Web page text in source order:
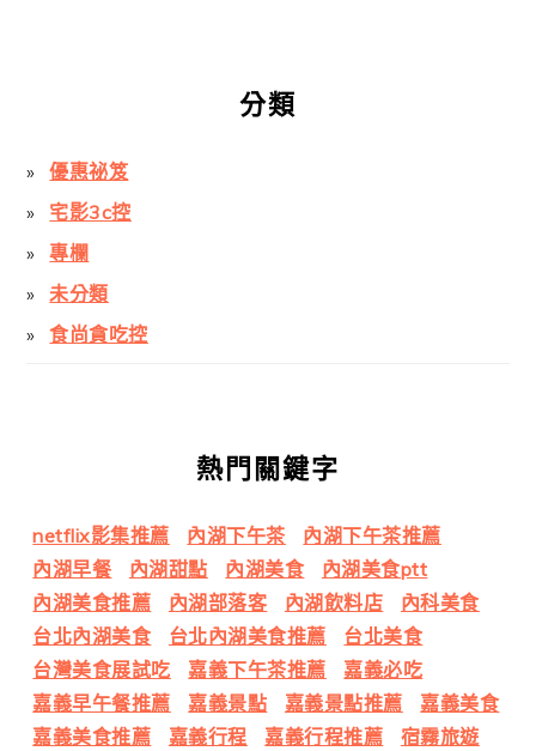
分類
優惠祕笈
宅影3c控
專欄
未分類
食尚貪吃控
熱門關鍵字
netflix影集推薦 內湖下午茶
內湖下午茶推薦
內湖早餐
內湖甜點 內湖美食
內湖美食ptt
內湖美食推薦
內湖部落客 內湖飲料店
內科美食
台北內湖美食
台北內湖美食推薦
台北美食
台灣美食展試吃
嘉義下午茶推薦
嘉義必吃
嘉義早午餐推薦
嘉義景點 嘉義景點推薦
嘉義美食
嘉義美食推薦
嘉義行程 嘉義行程推薦
宿霧旅遊